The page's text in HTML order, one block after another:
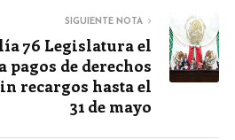
SIGUIENTE NOTA
76 Legislatura el
pagos de derechos
recargos hasta el
31 de mayo